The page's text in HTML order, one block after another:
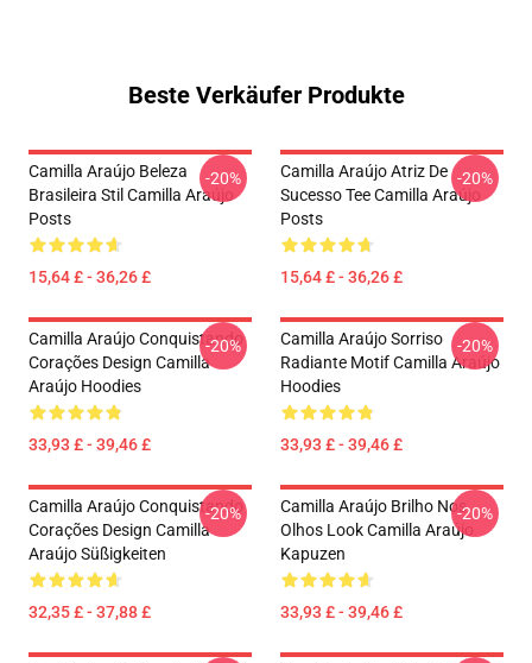
Beste Verkäufer Produkte
Camilla Araújo Beleza
Brasileira Stil Camilla Araújo
Posts
15,64 £ - 36,26 £
-20%
Camilla Araújo Atriz De
Sucesso Tee Camilla Araújo
Posts
15,64 £ - 36,26 £
-20%
Camilla Araújo Conquistando
Corações Design Camilla
Araújo Hoodies
33,93 £ - 39,46 £
-20%
Camilla Araújo Sorriso
Radiante Motif Camilla Araújo
Hoodies
33,93 £ - 39,46 £
-20%
Camilla Araújo Conquistando
Corações Design Camilla
Araújo Süßigkeiten
32,35 £ - 37,88 £
-20%
Camilla Araújo Brilho Nos
Olhos Look Camilla Araújo
Kapuzen
33,93 £ - 39,46 £
-20%